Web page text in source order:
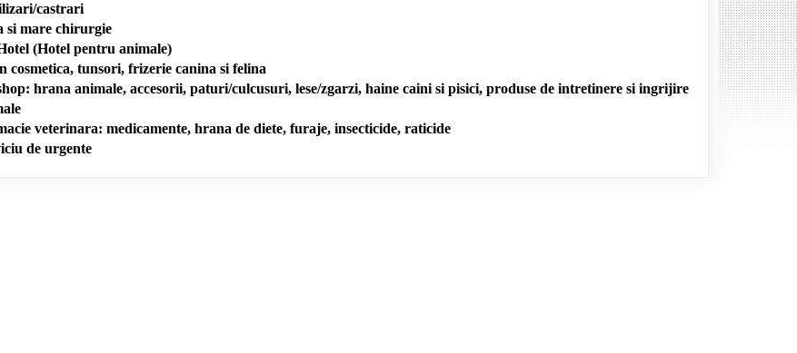
castrari
si mare chirurgie
(Hotel pentru animale)
cosmetica, tunsori, frizerie canina si felina
hrana animale, accesorii, paturi/culcusuri, lese/zgarzi, haine caini si pisici, produse de intretinere si ingrijire
veterinara: medicamente, hrana de diete, furaje, insecticide, raticide
de urgente